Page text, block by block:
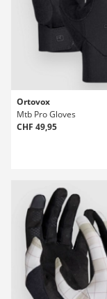
Ortovox
Mtb Pro Gloves
CHF 49,95